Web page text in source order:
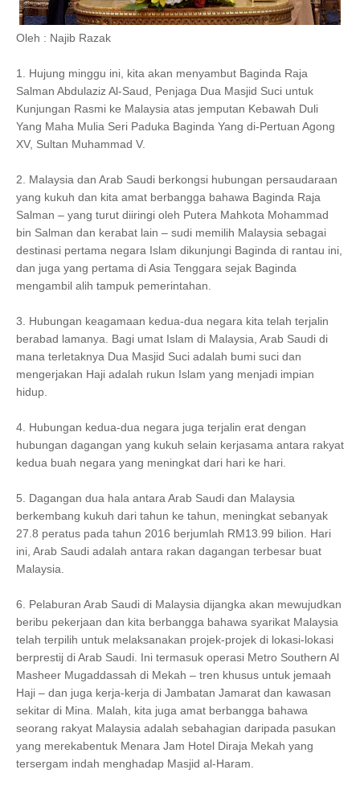
Oleh : Najib Razak
1. Hujung minggu ini, kita akan menyambut Baginda Raja
Salman Abdulaziz Al-Saud, Penjaga Dua Masjid Suci untuk
Kunjungan Rasmi ke Malaysia atas jemputan Kebawah Duli
Yang Maha Mulia Seri Paduka Baginda Yang di-Pertuan Agong
XV, Sultan Muhammad V.
2. Malaysia dan Arab Saudi berkongsi hubungan persaudaraan
yang kukuh dan kita amat berbangga bahawa Baginda Raja
Salman – yang turut diiringi oleh Putera Mahkota Mohammad
bin Salman dan kerabat lain – sudi memilih Malaysia sebagai
destinasi pertama negara Islam dikunjungi Baginda di rantau ini,
dan juga yang pertama di Asia Tenggara sejak Baginda
mengambil alih tampuk pemerintahan.
3. Hubungan keagamaan kedua-dua negara kita telah terjalin
berabad lamanya. Bagi umat Islam di Malaysia, Arab Saudi di
mana terletaknya Dua Masjid Suci adalah bumi suci dan
mengerjakan Haji adalah rukun Islam yang menjadi impian
hidup.
4. Hubungan kedua-dua negara juga terjalin erat dengan
hubungan dagangan yang kukuh selain kerjasama antara rakyat
kedua buah negara yang meningkat dari hari ke hari.
5. Dagangan dua hala antara Arab Saudi dan Malaysia
berkembang kukuh dari tahun ke tahun, meningkat sebanyak
27.8 peratus pada tahun 2016 berjumlah RM13.99 bilion. Hari
ini, Arab Saudi adalah antara rakan dagangan terbesar buat
Malaysia.
6. Pelaburan Arab Saudi di Malaysia dijangka akan mewujudkan
beribu pekerjaan dan kita berbangga bahawa syarikat Malaysia
telah terpilih untuk melaksanakan projek-projek di lokasi-lokasi
berprestij di Arab Saudi. Ini termasuk operasi Metro Southern Al
Masheer Mugaddassah di Mekah – tren khusus untuk jemaah
Haji – dan juga kerja-kerja di Jambatan Jamarat dan kawasan
sekitar di Mina. Malah, kita juga amat berbangga bahawa
seorang rakyat Malaysia adalah sebahagian daripada pasukan
yang merekabentuk Menara Jam Hotel Diraja Mekah yang
tersergam indah menghadap Masjid al-Haram.